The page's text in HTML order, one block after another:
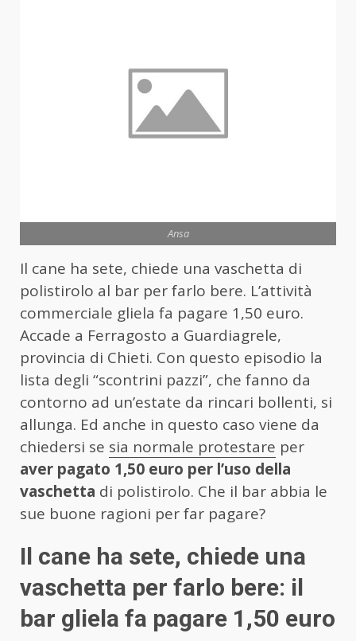
Ansa
Il cane ha sete, chiede una vaschetta di
polistirolo al bar per farlo bere. L’attività
commerciale gliela fa pagare 1,50 euro.
Accade a Ferragosto a Guardiagrele,
provincia di Chieti. Con questo episodio la
lista degli “scontrini pazzi”, che fanno da
contorno ad un’estate da rincari bollenti, si
allunga. Ed anche in questo caso viene da
chiedersi se sia normale protestare per
aver pagato 1,50 euro per l’uso della
vaschetta di polistirolo. Che il bar abbia le
sue buone ragioni per far pagare?
Il cane ha sete, chiede una
vaschetta per farlo bere: il
bar gliela fa pagare 1,50 euro